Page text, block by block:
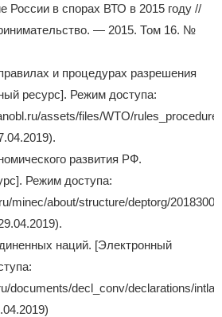
России в спорах ВТО в 2015 году //
— 2015. Том 16. №
и процедурах разрешения
ресурс]. Режим доступа:
assets/files/WTO/
развития РФ.
Режим доступа:
minec/about/structure/deptorg/
наций. [Электронный
documents/decl_conv/declarations/